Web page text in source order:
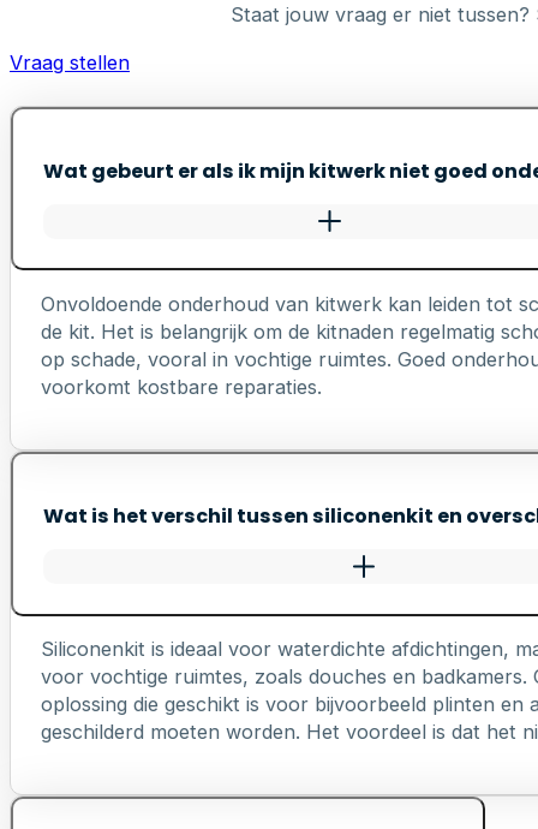
Staat jouw vraag er niet tussen?
Vraag stellen
Wat gebeurt er als ik mijn kitwerk niet goed
Onvoldoende onderhoud van kitwerk kan leiden tot
de kit. Het is belangrijk om de kitnaden regelmatig
op schade, vooral in vochtige ruimtes. Goed
voorkomt kostbare reparaties.
Wat is het verschil tussen siliconenkit en
Siliconenkit is ideaal voor waterdichte afdichtingen,
voor vochtige ruimtes, zoals douches en badkamers.
oplossing die geschikt is voor bijvoorbeeld plinten en
geschilderd moeten worden. Het voordeel is dat het